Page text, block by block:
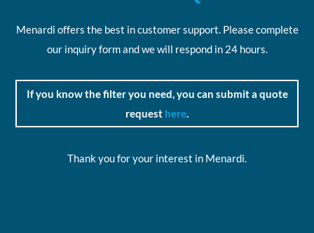
Menardi offers the best in customer support. Please complete
our inquiry form and we will respond in 24 hours.
If you know the filter you need, you can submit a quote
request here.
Thank you for your interest in Menardi.